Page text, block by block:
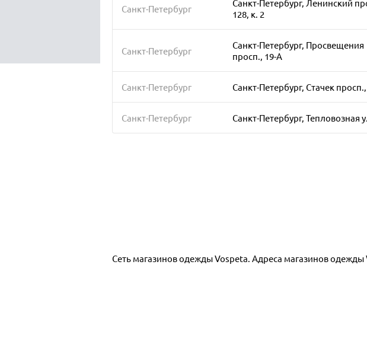
Санкт-Петербург
Санкт-Петербург, Ленинский
128, к. 2
Санкт-Петербург
Санкт-Петербург, Просвещения
просп., 19-А
Санкт-Петербург Санкт-Петербург, Стачек
Санкт-Петербург Санкт-Петербург, Тепловозная
Сеть магазинов одежды Vospeta. Адреса магазинов